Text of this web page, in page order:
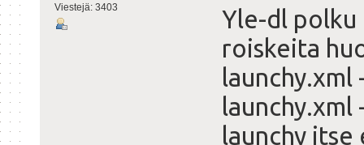
Viestejä: 3403
Yle-dl polku
roiskeita
launchy